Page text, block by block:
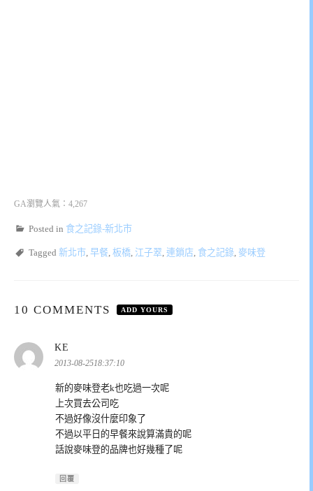
GA瀏覽人氣：4,267
Posted in 食之記錄-新北市
Tagged 新北市 早餐 板橋 江子翠 連鎖店 食之記錄 麥味登
10 COMMENTS ADD YOURS
KE
示:
2013-08-2518:37:10
新的麥味登老k也吃過一次呢
上次買去公司吃
不過好像沒什麼印象了
不過以平日的早餐來說算滿貴的呢
話說麥味登的品牌也好幾種了呢
回覆